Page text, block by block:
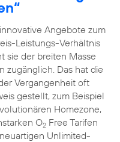
Angebote zum
Leistungs-Verhältnis
sie der breiten Masse
zugänglich. Das hat die
Vergangenheit oft
gestellt, zum Beispiel
Homezone,
O2Free Tarifen
Unlimited-